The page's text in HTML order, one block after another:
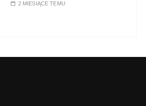
2 MIESIĄCE TEMU